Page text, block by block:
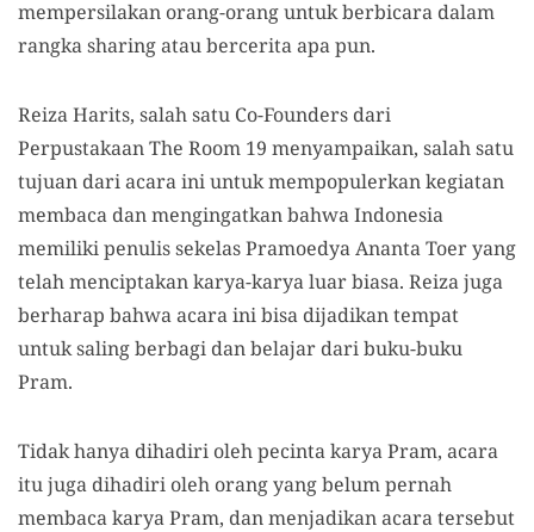
mempersilakan orang-orang untuk berbicara dalam
rangka sharing atau bercerita apa pun.
Reiza Harits, salah satu Co-Founders dari
Perpustakaan The Room 19 menyampaikan, salah satu
tujuan dari acara ini untuk mempopulerkan kegiatan
membaca dan mengingatkan bahwa Indonesia
memiliki penulis sekelas Pramoedya Ananta Toer yang
telah menciptakan karya-karya luar biasa. Reiza juga
berharap bahwa acara ini bisa dijadikan tempat
untuk saling berbagi dan belajar dari buku-buku
Pram.
Tidak hanya dihadiri oleh pecinta karya Pram, acara
itu juga dihadiri oleh orang yang belum pernah
membaca karya Pram, dan menjadikan acara tersebut